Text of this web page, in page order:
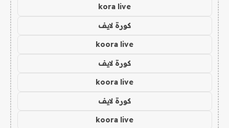
kora live
كورة لايف
koora live
كورة لايف
koora live
كورة لايف
koora live